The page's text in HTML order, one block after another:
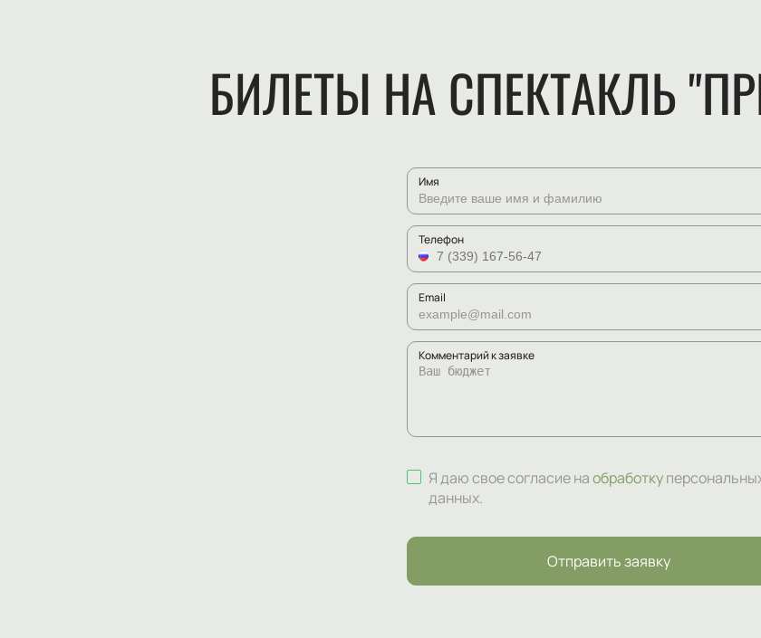
БИЛЕТЫ НА СПЕКТАКЛЬ
Имя
Телефон
Email
Комментарий к заявке
Я даю свое согласие наобработку
данных.
Отправить заявку